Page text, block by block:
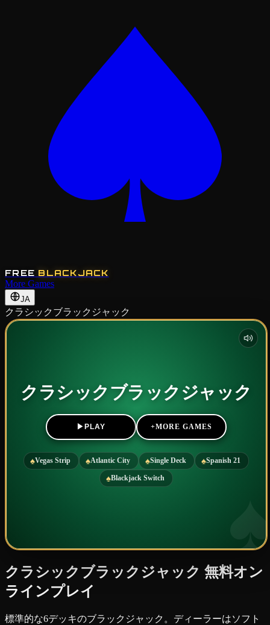
FREE BLACKJACK
More Games
JA
クラシックブラックジャック
クラシックブラックジャック
▶PLAY +MORE GAMES
♠Vegas Strip ♠Atlantic City ♠Single Deck ♠Spanish 21
♠Blackjack Switch
クラシックブラックジャック 無料オン
ラインプレイ
標準的な6デッキのブラックジャック。ディーラーはソフト